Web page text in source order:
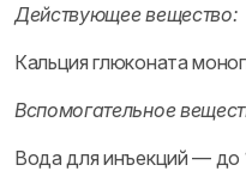
Действующее вещество:
Кальция глюконата
Вспомогательное
Вода для инъекций — до